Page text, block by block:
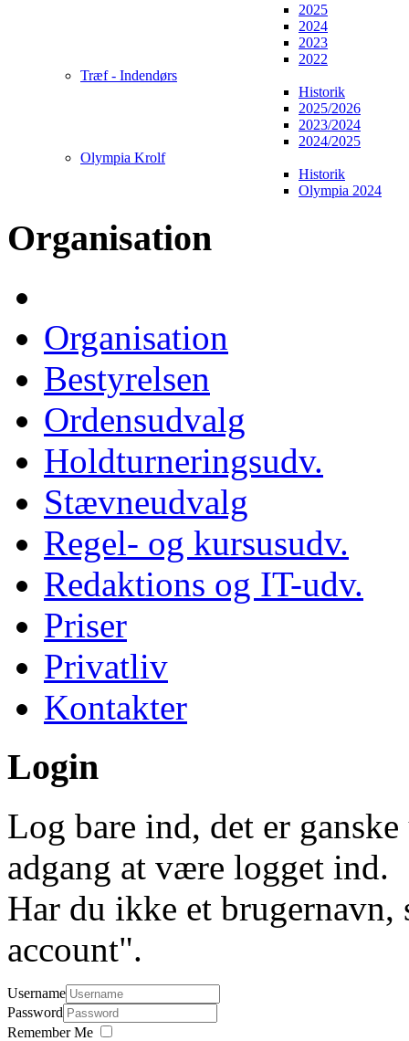
2025
2024
2023
2022
Træf - Indendørs
Historik
2025/2026
2023/2024
2024/2025
Olympia Krolf
Historik
Olympia 2024
Organisation
Organisation
Bestyrelsen
Ordensudvalg
Holdturneringsudv.
Stævneudvalg
Regel- og kursusudv.
Redaktions og IT-udv.
Priser
Privatliv
Kontakter
Login
Log bare ind, det er
adgang at være logget ind.
Har du ikke et brugernavn,
account".
Username
Password
Remember Me